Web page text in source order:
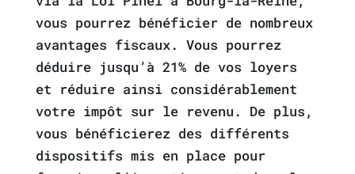
vous pourrez bénéficier de nombreux
avantages fiscaux. Vous pourrez
déduire jusqu’à 21% de vos loyers
et réduire ainsi considérablement
votre impôt sur le revenu. De plus,
vous bénéficierez des différents
dispositifs mis en place pour